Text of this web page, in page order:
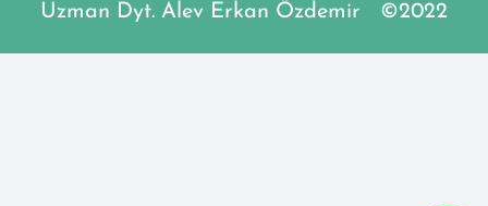
Uzman Dyt. Alev Erkan Özdemir ©2022